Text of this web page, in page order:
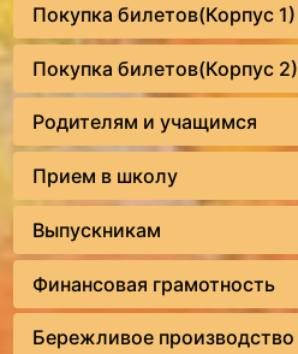
Покупка билетов(Корпус 1)
Покупка билетов(Корпус 2)
Родителям и учащимся
Прием в школу
Выпускникам
Финансовая грамотность
Бережливое производство